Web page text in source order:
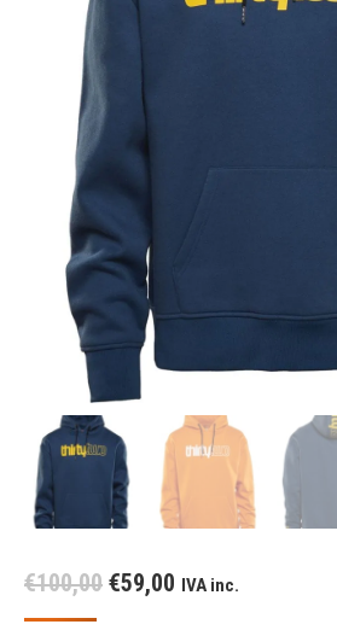
€100,00 Il
€59,00 IlIVA inc.